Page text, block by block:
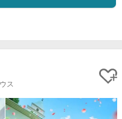
ス